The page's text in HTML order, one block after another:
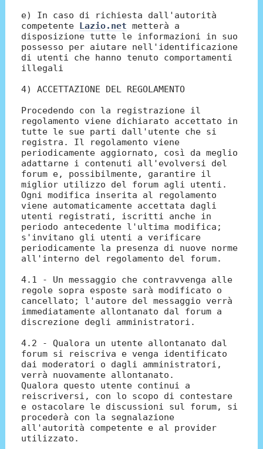
e) In caso di richiesta dall'autorità
competente Lazio.net metterà a
disposizione tutte le informazioni in suo
possesso per aiutare nell'identificazione
di utenti che hanno tenuto comportamenti
illegali
4) ACCETTAZIONE DEL REGOLAMENTO
Procedendo con la registrazione il
regolamento viene dichiarato accettato in
tutte le sue parti dall'utente che si
registra. Il regolamento viene
periodicamente aggiornato, così da meglio
adattarne i contenuti all'evolversi del
forum e, possibilmente, garantire il
miglior utilizzo del forum agli utenti.
Ogni modifica inserita al regolamento
viene automaticamente accettata dagli
utenti registrati, iscritti anche in
periodo antecedente l'ultima modifica;
s'invitano gli utenti a verificare
periodicamente la presenza di nuove norme
all'interno del regolamento del forum.
4.1 - Un messaggio che contravvenga alle
regole sopra esposte sarà modificato o
cancellato; l'autore del messaggio verrà
immediatamente allontanato dal forum a
discrezione degli amministratori.
4.2 - Qualora un utente allontanato dal
forum si reiscriva e venga identificato
dai moderatori o dagli amministratori,
verrà nuovamente allontanato.
Qualora questo utente continui a
reiscriversi, con lo scopo di contestare
e ostacolare le discussioni sul forum, si
procederà con la segnalazione
all'autorità competente e al provider
utilizzato.